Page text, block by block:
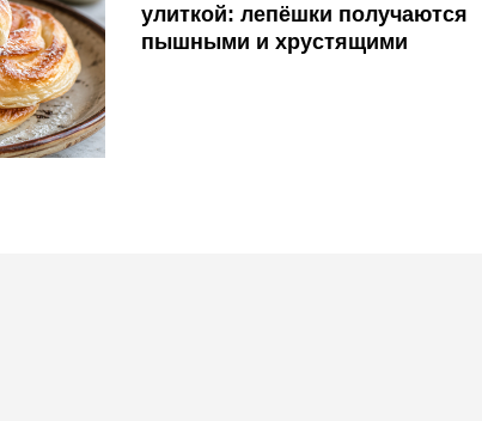
улиткой: лепёшки получаются
пышными и хрустящими